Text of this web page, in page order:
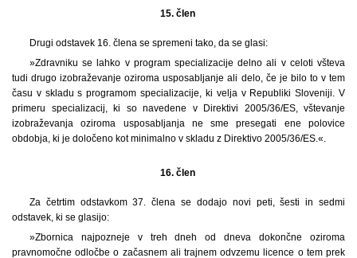
15. člen
Drugi odstavek 16. člena se spremeni tako, da se glasi:
»Zdravniku se lahko v program specializacije delno ali v celoti všteva
tudi drugo izobraževanje oziroma usposabljanje ali delo, če je bilo to v tem
času v skladu s programom specializacije, ki velja v Republiki Sloveniji. V
primeru specializacij, ki so navedene v Direktivi 2005/36/ES, vštevanje
izobraževanja oziroma usposabljanja ne sme presegati ene polovice
obdobja, ki je določeno kot minimalno v skladu z Direktivo 2005/36/ES.«.
16. člen
Za četrtim odstavkom 37. člena se dodajo novi peti, šesti in sedmi
odstavek, ki se glasijo:
»Zbornica najpozneje v treh dneh od dneva dokončne oziroma
pravnomočne odločbe o začasnem ali trajnem odvzemu licence o tem prek